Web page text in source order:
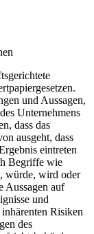
und Aussagen,
Unternehmens
dass das
ausgeht, dass
eintreten
Begriffe wie
würde, wird oder
Aussagen auf
und
Risiken
des